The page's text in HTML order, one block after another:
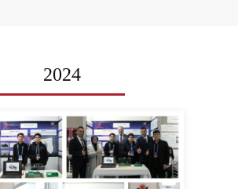
2024